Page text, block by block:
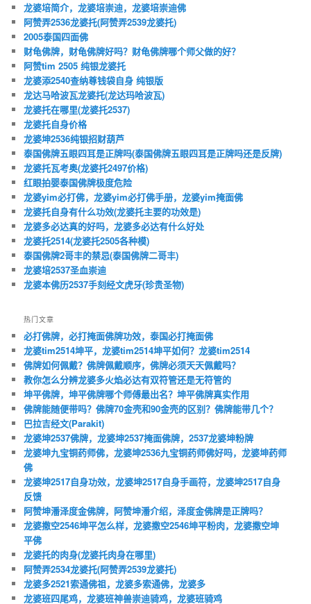
龙婆培简介，龙婆培崇迪，龙婆培崇迪佛
阿赞弄2536龙婆托(阿赞弄2539龙婆托)
2005泰国四面佛
财龟佛牌，财龟佛牌好吗？财龟佛牌哪个师父做的好？
阿赞tim 2505 纯银龙婆托
龙婆添2540查纳尊钱袋自身 纯银版
龙达马哈波瓦龙婆托(龙达玛哈波瓦)
龙婆托在哪里(龙婆托2537)
龙婆托自身价格
龙婆坤2536纯银招财葫芦
泰国佛牌五眼四耳是正牌吗(泰国佛牌五眼四耳是正牌吗还是反牌)
龙婆托瓦考奥(龙婆托2497价格)
红眼拍婴泰国佛牌极度危险
龙婆yim必打佛，龙婆yim必打佛手册，龙婆yim掩面佛
龙婆托自身有什么功效(龙婆托主要的功效是)
龙婆多必达真的好吗，龙婆多必达有什么好处
龙婆托2514(龙婆托2505各种模)
泰国佛牌2哥丰的禁忌(泰国佛牌二哥丰)
龙婆培2537圣血崇迪
龙婆本佛历2537手刻经文虎牙(珍贵圣物)
热门文章
必打佛牌，必打掩面佛牌功效，泰国必打掩面佛
龙婆tim2514坤平，龙婆tim2514坤平如何？龙婆tim2514
佛牌如何佩戴？佛牌佩戴顺序，佛牌必须天天佩戴吗？
教你怎么分辨龙婆多火焰必达有双符管还是无符管的
坤平佛牌，坤平佛牌哪个师傅最出名？坤平佛牌真实作用
佛牌能随便带吗？佛牌70金壳和90金壳的区别？佛牌能带几个？
巴拉吉经文(Parakit)
龙婆坤2537佛牌，龙婆坤2537掩面佛牌，2537龙婆坤粉牌
龙婆坤九宝铜药师佛，龙婆坤2536九宝铜药师佛好吗，龙婆坤药师
佛
龙婆坤2517自身功效，龙婆坤2517自身手画符，龙婆坤2517自身
反馈
阿赞坤潘泽度金佛牌，阿赞坤潘介绍，泽度金佛牌是正牌吗？
龙婆撒空2546坤平怎么样，龙婆撒空2546坤平粉肉，龙婆撒空坤
平佛
龙婆托的肉身(龙婆托肉身在哪里)
阿赞弄2534龙婆托(阿赞弄2539龙婆托)
龙婆多2521索通佛祖，龙婆多索通佛，龙婆多
龙婆班四尾鸡，龙婆班神兽崇迪骑鸡，龙婆班骑鸡